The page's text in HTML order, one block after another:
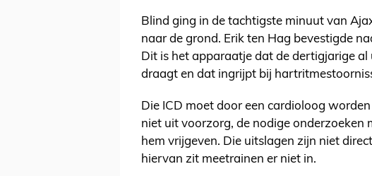
Blind ging in de tachtigste minuut van
naar de grond. Erik ten Hag bevestigde
Dit is het apparaatje dat de dertigjarige
draagt en dat ingrijpt bij
Die ICD moet door een cardioloog
niet uit voorzorg, de nodige onderzoeken
hem vrijgeven. Die uitslagen zijn niet
hiervan zit meetrainen er niet in.